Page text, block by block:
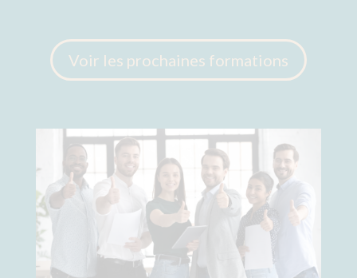
Voir les prochaines formations